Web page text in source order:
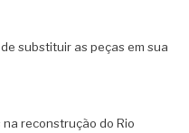
substituir as peças em sua
reconstrução do Rio